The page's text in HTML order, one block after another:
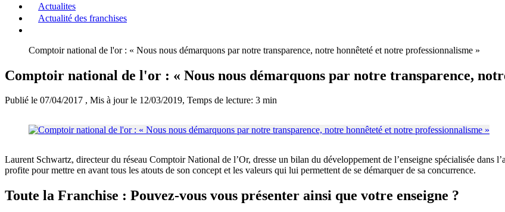
Actualites
Actualité des franchises
Comptoir national de l'or : « Nous nous démarquons par notre transparence, notre honnêteté et notre professionnalisme »
Comptoir national de l'or : « Nous nous démarquons par notre transparence,
Publié le 07/04/2017 , Mis à jour le 12/03/2019, Temps de lecture: 3 min
Laurent Schwartz, directeur du réseau Comptoir National de l’Or, dresse un bilan du développement de l’enseigne spécialisée dans
profite pour mettre en avant tous les atouts de son concept et les valeurs qui lui permettent de se démarquer de sa concurrence.
Toute la Franchise : Pouvez-vous vous présenter ainsi que votre enseigne ?